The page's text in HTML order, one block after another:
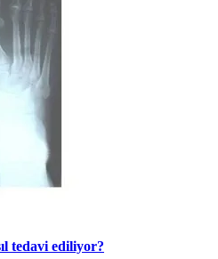
tedavi ediliyor?